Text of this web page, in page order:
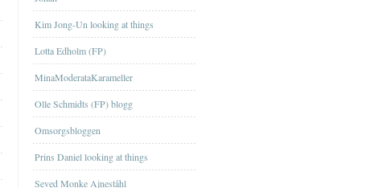
Kim Jong-Un looking at things
Lotta Edholm (FP)
MinaModerataKarameller
Olle Schmidts (FP) blogg
Omsorgsbloggen
Prins Daniel looking at things
Seved Monke Ajneståhl